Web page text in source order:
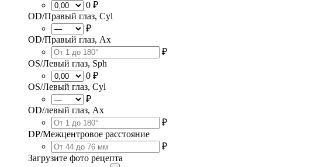
0 ₽
OD/Правый глаз, Cyl
₽
OD/Правый глаз, Ax
₽
OS/Левый глаз, Sph
0 ₽
OS/Левый глаз, Cyl
₽
OD/левый глаз, Ax
₽
DP/Межцентровое расстояние
₽
Загрузите фото рецепта